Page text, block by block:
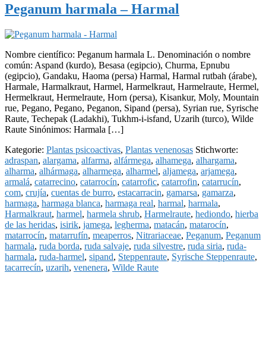
Peganum harmala – Harmal
Nombre científico: Peganum harmala L. Denominación o nombre
común: Aspand (kurdo), Besasa (egipcio), Churma, Epnubu
(egipcio), Gandaku, Haoma (persa) Harmal, Harmal rutbah (árabe),
Harmale, Harmalkraut, Harmel, Harmelkraut, Harmelraute, Hermel,
Hermelkraut, Hermelraute, Horn (persa), Kisankur, Moly, Mountain
rue, Pegano, Pegano, Peganon, Sipand (persa), Syrian rue, Syrische
Raute, Techepak (Ladakhi), Tukhm-i-isfand, Uzarih (turco), Wilde
Raute Sinónimos: Harmala […]
Kategorie: Plantas psicoactivas, Plantas venenosas Stichworte:
adraspan, alargama, alfarma, alfármega, alhamega, alhargama,
alharma, alhármaga, alharmega, alharmel, aljamega, arjamega,
armalá, catarrecino, catarrocín, catarrofic, catarrofin, catarrucín,
com, crujía, cuentas de burro, estacarracin, gamarsa, gamarza,
harmaga, harmaga blanca, harmaga real, harmal, harmala,
Harmalkraut, harmel, harmela shrub, Harmelraute, hediondo, hierba
de las heridas, isirik, jamega, legherma, matacán, matarocín,
matarrocín, matarrufín, meaperros, Nitrariaceae, Peganum, Peganum
harmala, ruda borda, ruda salvaje, ruda silvestre, ruda siria, ruda-
harmala, ruda-harmel, sipand, Steppenraute, Syrische Steppenraute,
tacarrecín, uzarih, venenera, Wilde Raute